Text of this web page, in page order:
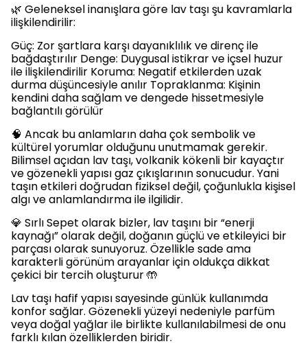
🌿 Geleneksel inanışlara göre lav taşı şu kavramlarla
ilişkilendirilir:
Güç: Zor şartlara karşı dayanıklılık ve direnç ile
bağdaştırılır Denge: Duygusal istikrar ve içsel huzur
ile ilişkilendirilir Koruma: Negatif etkilerden uzak
durma düşüncesiyle anılır Topraklanma: Kişinin
kendini daha sağlam ve dengede hissetmesiyle
bağlantılı görülür
🧠 Ancak bu anlamların daha çok sembolik ve
kültürel yorumlar olduğunu unutmamak gerekir.
Bilimsel açıdan lav taşı, volkanik kökenli bir kayaçtır
ve gözenekli yapısı gaz çıkışlarının sonucudur. Yani
taşın etkileri doğrudan fiziksel değil, çoğunlukla kişisel
algı ve anlamlandırma ile ilgilidir.
💎 Sırlı Sepet olarak bizler, lav taşını bir “enerji
kaynağı” olarak değil, doğanın güçlü ve etkileyici bir
parçası olarak sunuyoruz. Özellikle sade ama
karakterli görünüm arayanlar için oldukça dikkat
çekici bir tercih oluşturur 🤲
Lav taşı hafif yapısı sayesinde günlük kullanımda
konfor sağlar. Gözenekli yüzeyi nedeniyle parfüm
veya doğal yağlar ile birlikte kullanılabilmesi de onu
farklı kılan özelliklerden biridir.